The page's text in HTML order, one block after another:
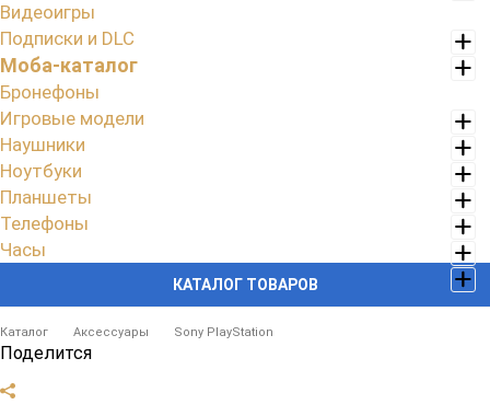
КАТАЛОГ ТОВАРОВ
Видеоигры
Подписки и DLC
Моба-каталог
Бронефоны
Игровые модели
Наушники
Ноутбуки
Планшеты
Телефоны
Часы
Каталог Аксессуары Sony PlayStation
Поделится